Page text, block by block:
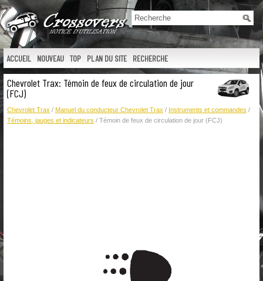
ACCUEIL NOUVEAU TOP PLAN DU SITE RECHERCHE
Chevrolet Trax: Témoin de feux de circulation de jour
(FCJ)
Chevrolet Trax / Manuel du conducteur Chevrolet Trax / Instruments et commandes /
Témoins, jauges et indicateurs / Témoin de feux de circulation de jour (FCJ)